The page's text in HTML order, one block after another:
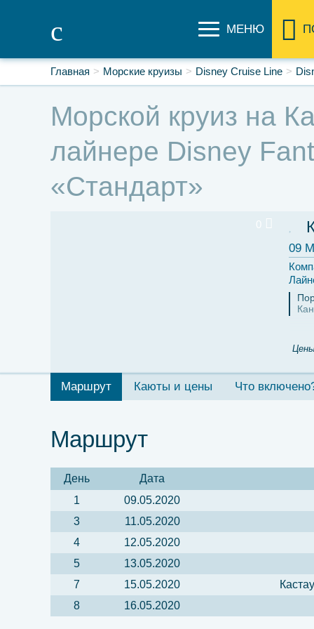
МЕНЮ
Главная Морские круизы Disney Cruise Line
Морской круиз на
лайнере Disney
«Стандарт»
09
0
Маршрут Каюты и цены Что
Маршрут
День
Дата
1
09.05.2020
3
11.05.2020
4
12.05.2020
5
13.05.2020
7
15.05.2020
8
16.05.2020